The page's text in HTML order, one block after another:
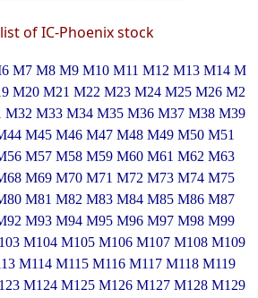
of IC-Phoenix stock
M7 M8 M9 M10 M11 M12 M13 M14 M
M20 M21 M22 M23 M24 M25 M26 M2
M32 M33 M34 M35 M36 M37 M38 M39
M45 M46 M47 M48 M49 M50 M51
M57 M58 M59 M60 M61 M62 M63
M69 M70 M71 M72 M73 M74 M75
M81 M82 M83 M84 M85 M86 M87
M93 M94 M95 M96 M97 M98 M99
M104 M105 M106 M107 M108 M109
M114 M115 M116 M117 M118 M119
M124 M125 M126 M127 M128 M129